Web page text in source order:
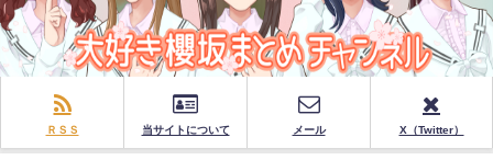
ＲＳＳ 当サイトについて メール X（Twitter）